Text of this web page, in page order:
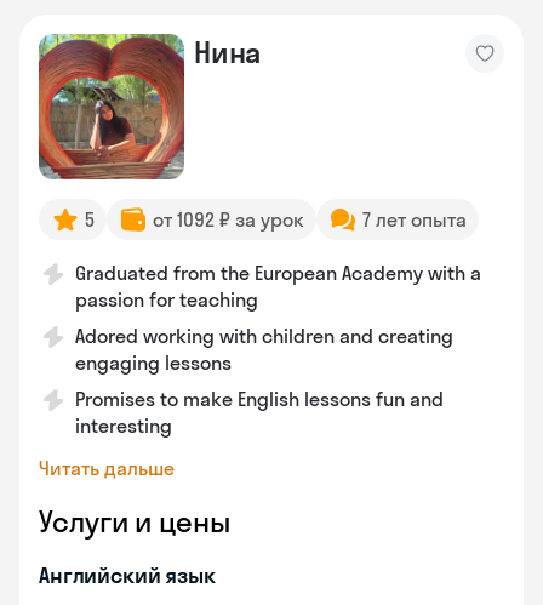
Нина
5 от 1092 ₽ за урок 7 лет опыта
Graduated from the European Academy with a
passion for teaching
Adored working with children and creating
engaging lessons
Promises to make English lessons fun and
interesting
Читать дальше
Услуги и цены
Английский язык